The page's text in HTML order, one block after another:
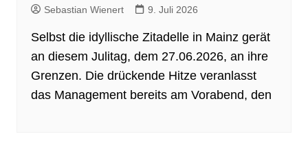
Sebastian Wienert 9. Juli 2026
Selbst die idyllische Zitadelle in Mainz gerät
an diesem Julitag, dem 27.06.2026, an ihre
Grenzen. Die drückende Hitze veranlasst
das Management bereits am Vorabend, den